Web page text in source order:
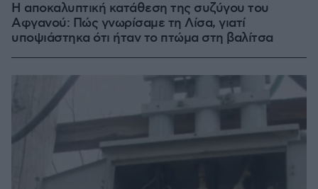
Η αποκαλυπτική κατάθεση της συζύγου του
Αφγανού: Πώς γνωρίσαμε τη Λίσα, γιατί
υποψιάστηκα ότι ήταν το πτώμα στη βαλίτσα